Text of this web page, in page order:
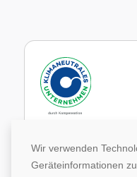
Wir verwenden
Geräteinformationen
Emissionen durch